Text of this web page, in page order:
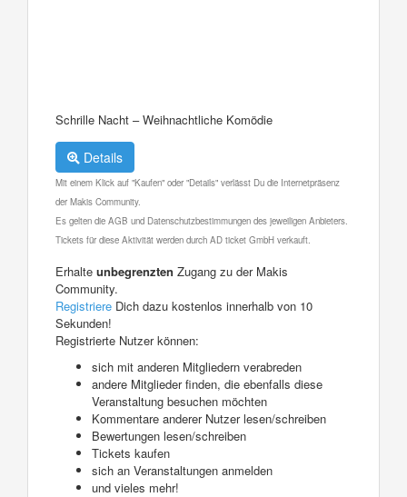
Schrille Nacht – Weihnachtliche Komödie
Details
Mit einem Klick auf "Kaufen" oder "Details" verlässt Du die Internetpräsenz
der Makis Community.
Es gelten die AGB und Datenschutzbestimmungen des jeweiligen Anbieters.
Tickets für diese Aktivität werden durch AD ticket GmbH verkauft.
Erhalte unbegrenzten Zugang zu der Makis
Community.
Registriere Dich dazu kostenlos innerhalb von 10
Sekunden!
Registrierte Nutzer können:
sich mit anderen Mitgliedern verabreden
andere Mitglieder finden, die ebenfalls diese
Veranstaltung besuchen möchten
Kommentare anderer Nutzer lesen/schreiben
Bewertungen lesen/schreiben
Tickets kaufen
sich an Veranstaltungen anmelden
und vieles mehr!